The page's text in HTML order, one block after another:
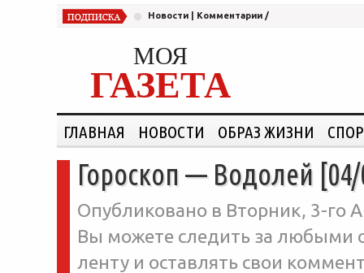
Новости Комментарии /
МОЯ
ГАЗЕТА
ГЛАВНАЯ НОВОСТИ ОБРАЗ ЖИЗНИ
Гороскоп — Водолей
Опубликовано в Вторник, 3-го
Вы можете следить за любыми
ленту и оставлять свои